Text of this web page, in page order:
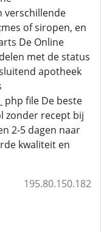
verschillende
of siropen, en
De Online
met de status
apotheek
php file De beste
zonder recept bij
2-5 dagen naar
kwaliteit en
195.80.150.182